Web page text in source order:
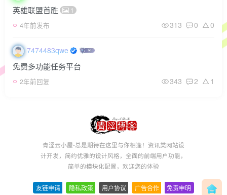
英雄联盟首胜 1
4年前发布 313 0 0
7474483qwe
免费多功能任务平台
2年前回复 343 2 1
青涩云小屋-总是期待在这里与你相逢！资讯类网站设
计开发，简约优雅的设计风格，全面的前端用户功能，
简单的模块化配置，欢迎您的体验
友链申请 隐私政策 用户协议 广告合作 免责申明